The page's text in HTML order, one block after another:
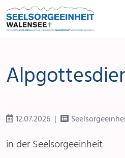
Direkt zur Hauptnavigation springen
Direkt zum Inhalt springen
12.07.2026
in der Seelsorgeeinheit
Walenstadt
Mols-Murg-Quarten